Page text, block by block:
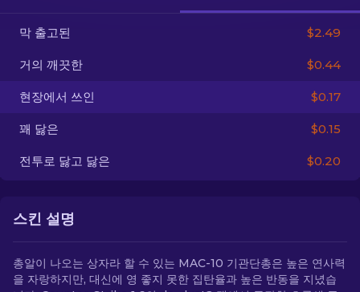
KO
막 출고된 $2.49
거의 깨끗한 $0.44
현장에서 쓰인 $0.17
꽤 닳은 $0.15
전투로 닳고 닳은 $0.20
스킨 설명
총알이 나오는 상자라 할 수 있는 MAC-10 기관단총은 높은 연사력
을 자랑하지만, 대신에 영 좋지 못한 집탄율과 높은 반동을 지녔습